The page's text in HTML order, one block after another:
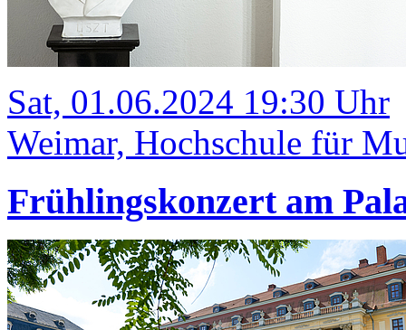
Sat, 01.06.2024 19:30 Uhr
Weimar, Hochschule für
Frühlingskonzert am